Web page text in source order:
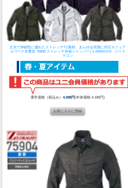
丈夫で伸縮性に優れたストレッチTC素材。あらゆる現場に対応カジュア
ルワーク自重堂 75900 ストレッチ長袖ジャンパー│Z-DRAGON・ジード
ラゴン
通常価格（税込み）4,598円(本体価格:4,180円)